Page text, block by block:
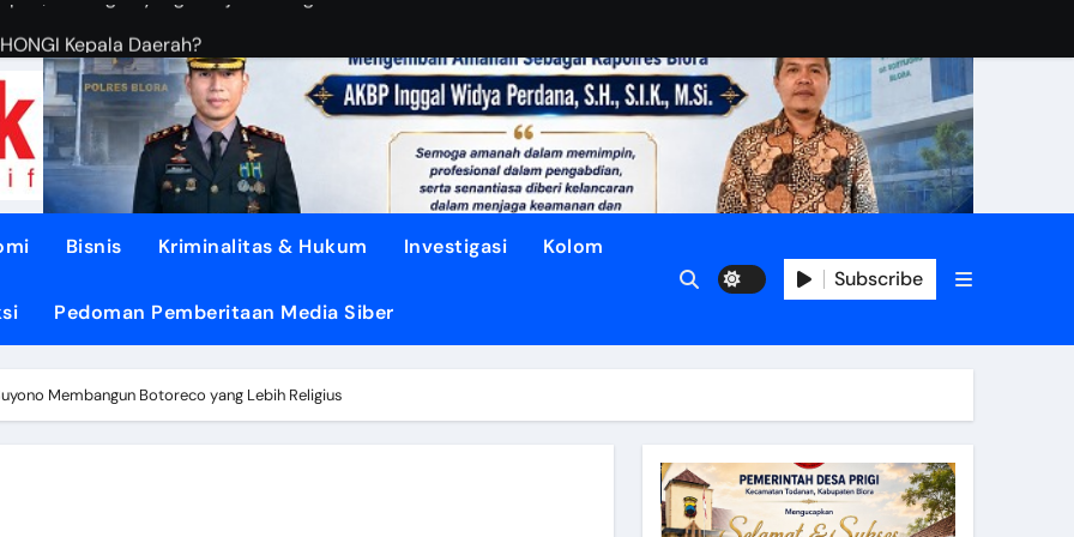
Membangun KOPERASI MODERN
RUANG Publik
di TUNJUNGAN ke Provinsi
dari Oligarki
‘PERI AIR’
Mengalir ke DESA”
Bisnis Kriminalitas & Hukum Investigasi Kolom
Pedoman Pemberitaan Media Siber
Subscribe
Membangun Botoreco yang Lebih Religius